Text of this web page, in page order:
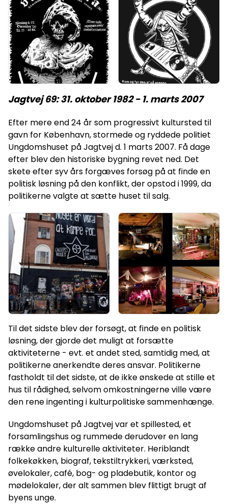
Jagtvej 69: 31. oktober 1982 - 1. marts 2007
Efter mere end 24 år som progressivt kultursted til
gavn for København, stormede og ryddede politiet
Ungdomshuset på Jagtvej d. 1 marts 2007. Få dage
efter blev den historiske bygning revet ned. Det
skete efter syv års forgæves forsøg på at finde en
politisk løsning på den konflikt, der opstod i 1999, da
politikerne valgte at sætte huset til salg.
Til det sidste blev der forsøgt, at finde en politisk
løsning, der gjorde det muligt at forsætte
aktiviteterne - evt. et andet sted, samtidig med, at
politikerne anerkendte deres ansvar. Politikerne
fastholdt til det sidste, at de ikke ønskede at stille et
hus til rådighed, selvom omkostningerne ville være
den rene ingenting i kulturpolitiske sammenhænge.
Ungdomshuset på Jagtvej var et spillested, et
forsamlingshus og rummede derudover en lang
række andre kulturelle aktiviteter. Heriblandt
folkekøkken, biograf, tekstiltrykkeri, værksted,
øvelokaler, café, bog- og pladebutik, kontor og
mødelokaler, der alt sammen blev flittigt brugt af
byens unge.